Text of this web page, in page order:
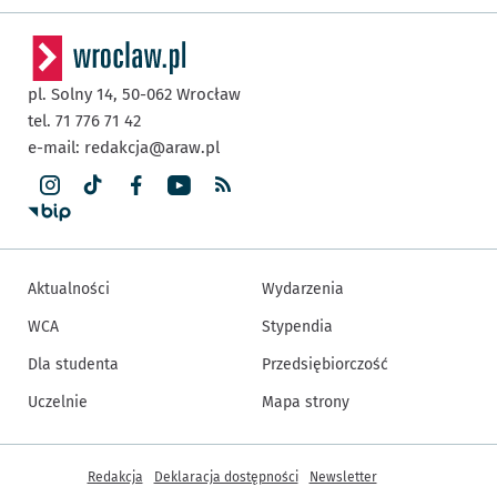
pl. Solny 14, 50-062 Wrocław
tel. 71 776 71 42
e-mail: redakcja@araw.pl
Aktualności
WCA
Dla studenta
Uczelnie
Wydarzenia
Stypendia
Przedsiębiorczość
Mapa strony
Inne informacje
Redakcja Deklaracja dostępności Newsletter